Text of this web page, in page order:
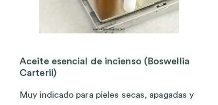
Aceite esencial de incienso (Boswellia
Carterii)
Muy indicado para pieles secas, apagadas y